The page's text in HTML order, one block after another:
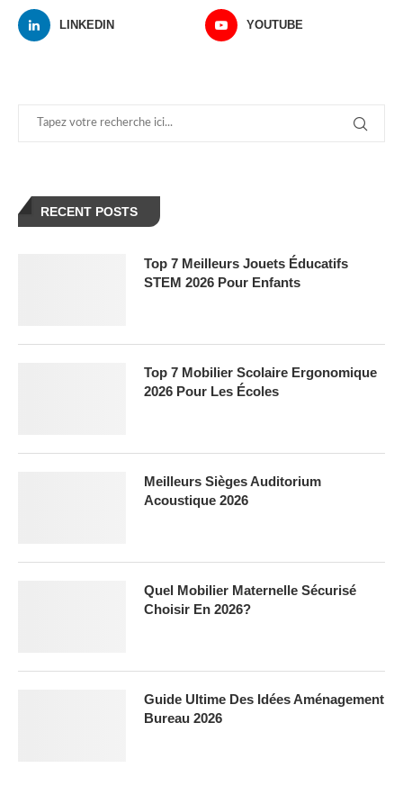
LINKEDIN YOUTUBE
RECENT POSTS
Top 7 Meilleurs Jouets Éducatifs
STEM 2026 Pour Enfants
Top 7 Mobilier Scolaire Ergonomique
2026 Pour Les Écoles
Meilleurs Sièges Auditorium
Acoustique 2026
Quel Mobilier Maternelle Sécurisé
Choisir En 2026?
Guide Ultime Des Idées Aménagement
Bureau 2026